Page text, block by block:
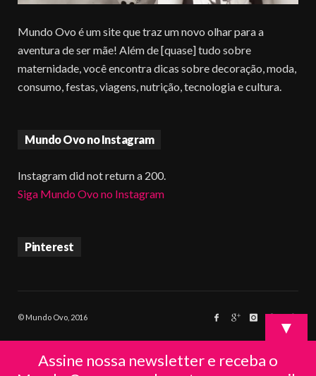
Mundo Ovo é um site que traz um novo olhar para a
aventura de ser mãe! Além de [quase] tudo sobre
maternidade, você encontra dicas sobre decoração, moda,
consumo, festas, viagens, nutrição, tecnologia e cultura.
Mundo Ovo no Instagram
Instagram did not return a 200.
Siga Mundo Ovo no Instagram
Pinterest
© Mundo Ovo, 2016 ▼
Assine nossa newsletter e receba o